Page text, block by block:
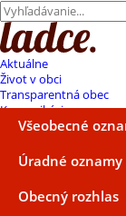
Aktuálne
Život v obci
Transparentná obec
Komunikácia
Všeobecné
Úradné oznamy
Obecný rozhlas